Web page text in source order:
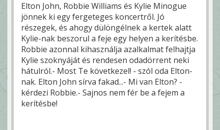
Elton John, Robbie Williams és Kylie Minogue
jönnek ki egy fergeteges koncertről. Jó
részegek, és ahogy dülöngélnek a kertek alatt
Kylie-nak beszorul a feje egy helyen a kerítésbe.
Robbie azonnal kihasználja azalkalmat felhajtja
Kylie szoknyáját és rendesen odadörrent neki
hátulról.- Most Te következel! - szól oda Elton-
nak. Elton John sírva fakad...- Mi van Elton? -
kérdezi Robbie.- Sajnos nem fér be a fejem a
kerítésbe!